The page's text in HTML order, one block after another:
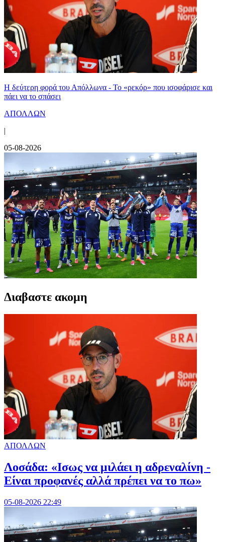
Η δεύτερη φορά του Απόλλωνα - Το «ρεκόρ» που ισοφάρισε και
πάει να το σπάσει
ΑΠΟΛΛΩΝ
|
05-08-2026
Διαβαστε ακομη
ΑΠΟΛΛΩΝ
Λοσάδα: «Ισως να μιλάει η αδρεναλίνη -
Είναι προφανές αλλά πρέπει να το πω»
05-08-2026 22:49